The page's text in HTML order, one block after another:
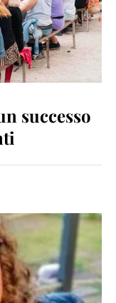
successo